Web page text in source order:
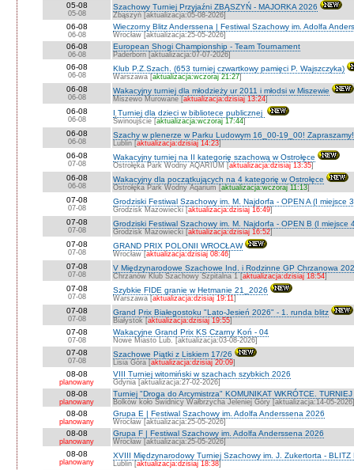
05-08
05-08
Szachowy Turniej Przyjaźni ZBĄSZYŃ - MAJORKA 2026
Zbąszyń [aktualizacja:05-08-2026]
06-08
06-08
Wieczorny Blitz Anderssena | Festiwal Szachowy im. Adolfa
Wrocław [aktualizacja:25-05-2026]
06-08
06-08
European Shogi Championship - Team Tournament
Paderborn [aktualizacja:07-07-2026]
06-08
06-08
Klub P.Z.Szach. (653 turniej czwartkowy pamięci P. Wajszczyka)
Warszawa [aktualizacja:wczoraj 21:27]
06-08
06-08
Wakacyjny turniej dla młodzieży ur 2011 i młodsi w Miszewie
Miszewo Murowane [aktualizacja:dzisiaj 13:24]
06-08
06-08
I Turniej dla dzieci w bibliotece publicznej
Świnoujście [aktualizacja:wczoraj 17:44]
06-08
06-08
Szachy w plenerze w Parku Ludowym 16_00-19_00! Zapraszamy!
Lublin [aktualizacja:dzisiaj 14:23]
06-08
07-08
Wakacyjny turniej na II kategorię szachową w Ostrołęce
Ostrołęka Park Wodny AQARIUM [aktualizacja:dzisiaj 13:35]
06-08
06-08
Wakacyjny dla początkujących na 4 kategorię w Ostrołęce
Ostrołęka Park Wodny Aqarium [aktualizacja:wczoraj 11:13]
07-08
07-08
Grodziski Festiwal Szachowy im. M. Najdorfa - OPEN A (I miejsce
Grodzisk Mazowiecki [aktualizacja:dzisiaj 16:49]
07-08
07-08
Grodziski Festiwal Szachowy im. M. Najdorfa - OPEN B (I miejsce
Grodzisk Mazowiecki [aktualizacja:dzisiaj 16:52]
07-08
07-08
GRAND PRIX POLONII WROCŁAW
Wrocław [aktualizacja:dzisiaj 08:46]
07-08
07-08
V Międzynarodowe Szachowe Ind. i Rodzinne GP Chrzanowa
Chrzanów Klub Szachowy Szpitalna 1 [aktualizacja:dzisiaj 18:54]
07-08
07-08
Szybkie FIDE granie w Hetmanie 21_2026
Warszawa [aktualizacja:dzisiaj 19:11]
07-08
07-08
Grand Prix Białegostoku "Lato-Jesień 2026" - 1. runda blitz
Białystok [aktualizacja:dzisiaj 19:55]
07-08
07-08
Wakacyjne Grand Prix KS Czarny Koń - 04
Nowe Miasto Lub. [aktualizacja:03-08-2026]
07-08
07-08
Szachowe Piątki z Liskiem 17/26
Lisia Góra [aktualizacja:dzisiaj 20:09]
08-08
planowany
VIII Turniej witomiński w szachach szybkich 2026
Gdynia [aktualizacja:27-02-2026]
08-08
planowany
Turniej "Droga do Arcymistrza" KOMUNIKAT WKRÓTCE.
Bolków koło Świdnicy Wałbrzycha Jeleniej Góry [aktualizacja:14-05-2026]
08-08
planowany
Grupa E | Festiwal Szachowy im. Adolfa Anderssena 2026
Wrocław [aktualizacja:25-05-2026]
08-08
planowany
Grupa F | Festiwal Szachowy im. Adolfa Anderssena 2026
Wrocław [aktualizacja:25-05-2026]
08-08
planowany
XVIII Międzynarodowy Turniej Szachowy im. J. Zukertorta -
Lublin [aktualizacja:dzisiaj 18:38]